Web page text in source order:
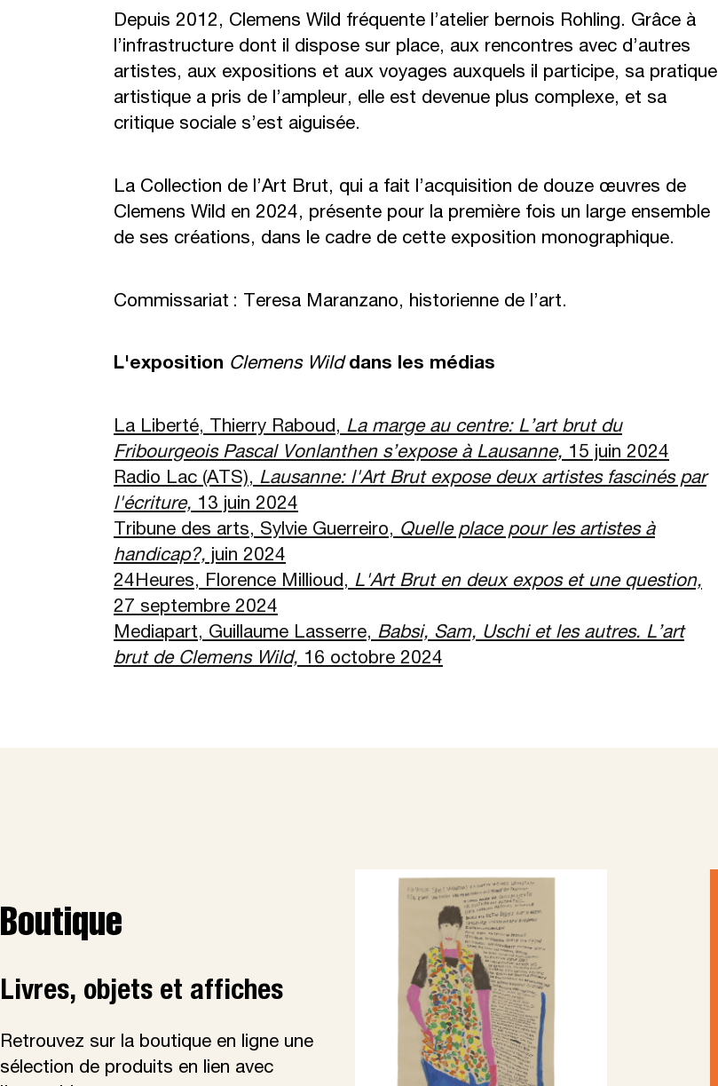
Depuis 2012, Clemens Wild fréquente l’atelier bernois Rohling. Grâce à
l’infrastructure dont il dispose sur place, aux rencontres avec d’autres
artistes, aux expositions et aux voyages auxquels il participe, sa pratique
artistique a pris de l’ampleur, elle est devenue plus complexe, et sa
critique sociale s’est aiguisée.
La Collection de l’Art Brut, qui a fait l’acquisition de douze œuvres de
Clemens Wild en 2024, présente pour la première fois un large ensemble
de ses créations, dans le cadre de cette exposition monographique.
Commissariat : Teresa Maranzano, historienne de l’art.
L'exposition Clemens Wilddans les médias
La Liberté, Thierry Raboud, La marge au centre: L’art brut du
Fribourgeois Pascal Vonlanthen s’expose àLausanne, 15 juin 2024
Radio Lac (ATS), Lausanne: l'Art Brut expose deux artistes fascinés par
l'écriture, 13 juin 2024
Tribune des arts, Sylvie Guerreiro, Quelle place pour les artistes à
handicap?, juin 2024
24Heures, Florence Millioud, L'Art Brut en deux expos et une question,
27 septembre 2024
Mediapart, Guillaume Lasserre, Babsi, Sam, Uschi et les autres. L’art
brut de Clemens Wild, 16 octobre 2024
Boutique
Livres, objets et affiches
Retrouvez sur la boutique en ligne une
sélection de produits en lien avec